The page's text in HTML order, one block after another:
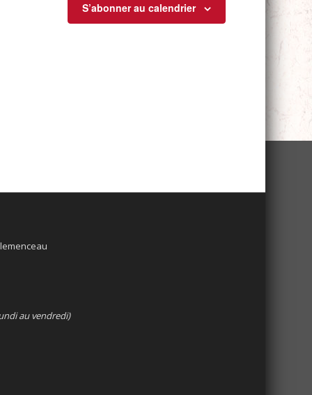
S’abonner au calendrier
au vendredi)